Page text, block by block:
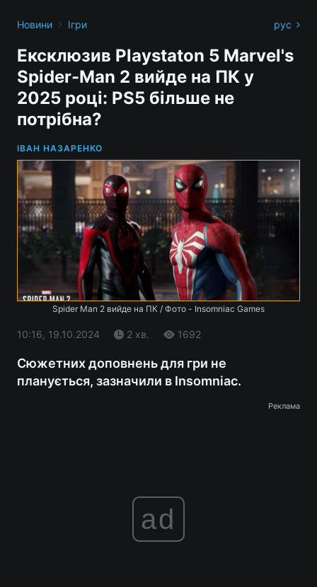
Новини › Ігри рус
Ексклюзив Playstaton 5 Marvel's
Spider-Man 2 вийде на ПК у
2025 році: PS5 більше не
потрібна?
ІВАН НАЗАРЕНКО
Spider Man 2 вийде на ПК / Фото - Insomniac Games
10:16, 19.10.2024 2 хв. 1692
Сюжетних доповнень для гри не
планується, зазначили в Insomniac.
Реклама
ad